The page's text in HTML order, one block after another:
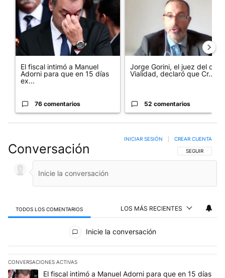
El fiscal intimó a Manuel
Adorni para que en 15 días
ex...
76 comentarios
Jorge Gorini, el juez del caso
Vialidad, declaró que Cr...
52 comentarios
Conversación SIGA ESTA
SEGUIR
INICIAR SESIÓN CREAR CUENTA
TODOS LOS COMENTARIOS LOS MÁS RECIENTES
Inicie la conversación
CONVERSACIONES ACTIVAS
Este listado muestra los artículos con más comentarios en los
Un artículo de tendencia con el título "El fiscal intimó a Manuel
El fiscal intimó a Manuel Adorni para que en 15 días